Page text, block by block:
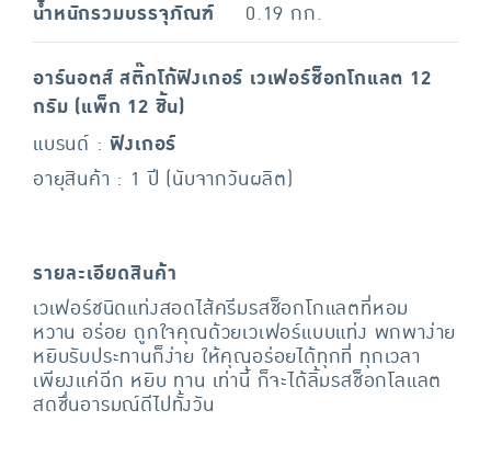
น้ำหนักรวมบรรจุภัณฑ์ 0.19 กก.
อาร์นอตส์ สติ๊กโก้ฟิงเกอร์ เวเฟอร์ช็อกโกแลต 12
กรัม (แพ็ก 12 ชิ้น)
แบรนด์ :ฟิงเกอร์
อายุสินค้า : 1 ปี (นับจากวันผลิต)
รายละเอียดสินค้า
เวเฟอร์ชนิดแท่งสอดไส้ครีมรสช็อกโกแลตที่หอม
หวาน อร่อย ถูกใจคุณด้วยเวเฟอร์แบบแท่ง พกพาง่าย
หยิบรับประทานก็ง่าย ให้คุณอร่อยได้ทุกที่ ทุกเวลา
เพียงแค่ฉีก หยิบ ทาน เท่านี้ ก็จะได้ลิ้มรสช็อกโลแลต
สดชื่นอารมณ์ดีไปทั้งวัน